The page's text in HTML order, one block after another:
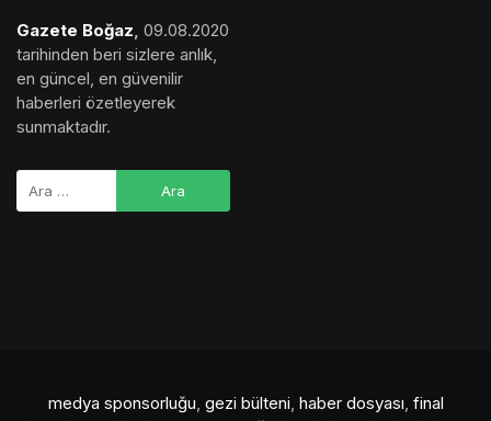
Gazete Boğaz, 09.08.2020
tarihinden beri sizlere anlık,
en güncel, en güvenilir
haberleri özetleyerek
sunmaktadır.
medya sponsorluğu, gezi bülteni, haber dosyası, final